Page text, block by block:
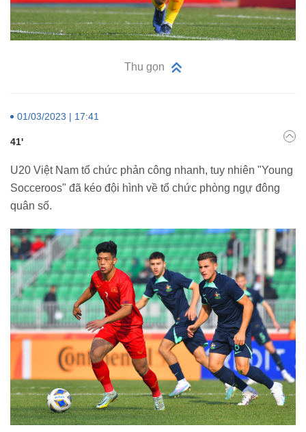
Thu gọn
01/03/2023 | 17:41
41'
U20 Việt Nam tổ chức phản công nhanh, tuy nhiên "Young
Socceroos" đã kéo đội hình về tổ chức phòng ngự đông
quân số.